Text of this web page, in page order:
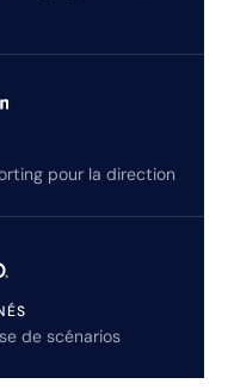
pour la direction
de scénarios